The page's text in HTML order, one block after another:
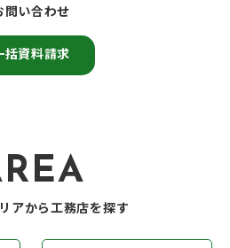
問い合わせ
括資料請求
アから工務店を探す